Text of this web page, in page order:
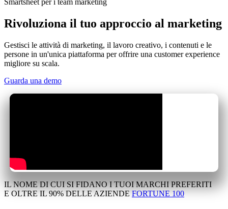
Smartsheet per i team marketing
Rivoluziona il tuo approccio al marketing
Gestisci le attività di marketing, il lavoro creativo, i contenuti e le
persone in un'unica piattaforma per offrire una customer experience
migliore su scala.
Guarda una demo
IL NOME DI CUI SI FIDANO I TUOI MARCHI PREFERITI
E OLTRE IL 90% DELLE AZIENDE FORTUNE 100